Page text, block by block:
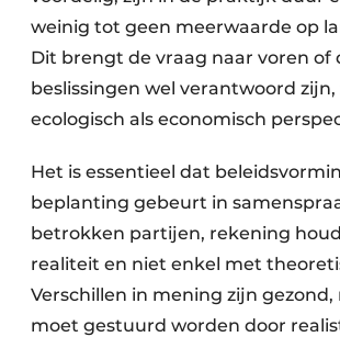
weinig tot geen meerwaarde op
Dit brengt de vraag naar voren of
beslissingen wel verantwoord
ecologisch als economisch
Het is essentieel dat
beplanting gebeurt in
betrokken partijen, rekening
realiteit en niet enkel met
Verschillen in mening zijn gezond,
moet gestuurd worden door